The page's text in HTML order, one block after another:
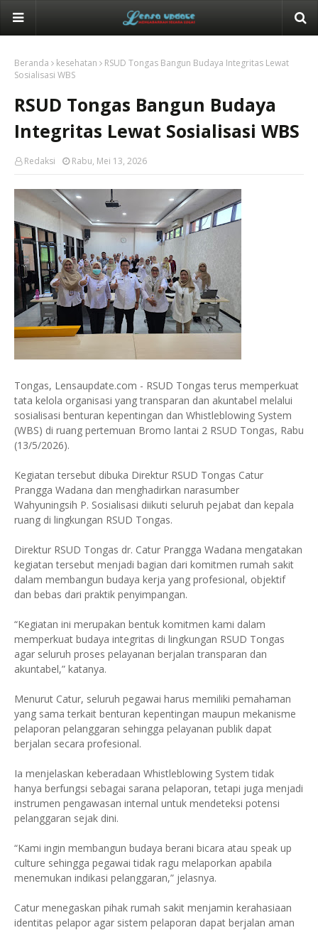
Beranda kesehatan
RSUD Tongas Bangun Budaya Integritas Lewat
Sosialisasi WBS
RSUD Tongas Bangun Budaya
Integritas Lewat Sosialisasi WBS
Redaksi Rabu, Mei 13, 2026
Tongas, Lensaupdate.com - RSUD Tongas terus memperkuat
tata kelola organisasi yang transparan dan akuntabel melalui
sosialisasi benturan kepentingan dan Whistleblowing System
(WBS) di ruang pertemuan Bromo lantai 2 RSUD Tongas, Rabu
(13/5/2026).
Kegiatan tersebut dibuka Direktur RSUD Tongas Catur
Prangga Wadana dan menghadirkan narasumber
Wahyuningsih P. Sosialisasi diikuti seluruh pejabat dan kepala
ruang di lingkungan RSUD Tongas.
Direktur RSUD Tongas dr. Catur Prangga Wadana mengatakan
kegiatan tersebut menjadi bagian dari komitmen rumah sakit
dalam membangun budaya kerja yang profesional, objektif
dan bebas dari praktik penyimpangan.
“Kegiatan ini merupakan bentuk komitmen kami dalam
memperkuat budaya integritas di lingkungan RSUD Tongas
agar seluruh proses pelayanan berjalan transparan dan
akuntabel,” katanya.
Menurut Catur, seluruh pegawai harus memiliki pemahaman
yang sama terkait benturan kepentingan maupun mekanisme
pelaporan pelanggaran sehingga pelayanan publik dapat
berjalan secara profesional.
Ia menjelaskan keberadaan Whistleblowing System tidak
hanya berfungsi sebagai sarana pelaporan, tetapi juga menjadi
instrumen pengawasan internal untuk mendeteksi potensi
pelanggaran sejak dini.
“Kami ingin membangun budaya berani bicara atau speak up
culture sehingga pegawai tidak ragu melaporkan apabila
menemukan indikasi pelanggaran,” jelasnya.
Catur menegaskan pihak rumah sakit menjamin kerahasiaan
identitas pelapor agar sistem pelaporan dapat berjalan aman